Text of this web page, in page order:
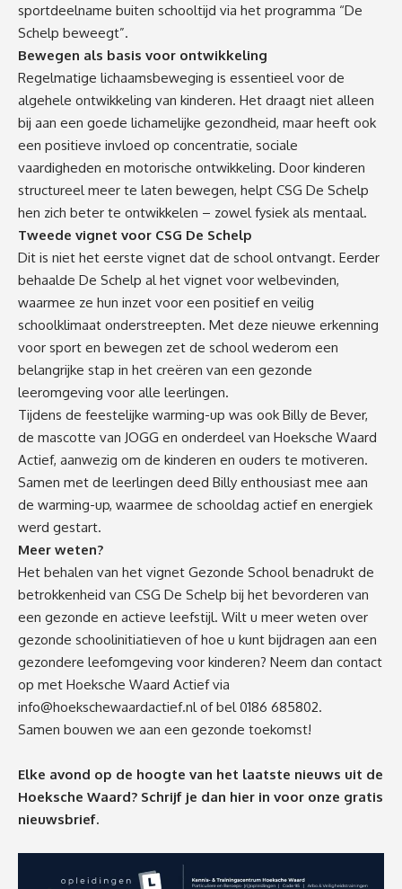
sportdeelname buiten schooltijd via het programma “De
Schelp beweegt”.
Bewegen als basis voor ontwikkeling
Regelmatige lichaamsbeweging is essentieel voor de
algehele ontwikkeling van kinderen. Het draagt niet alleen
bij aan een goede lichamelijke gezondheid, maar heeft ook
een positieve invloed op concentratie, sociale
vaardigheden en motorische ontwikkeling. Door kinderen
structureel meer te laten bewegen, helpt CSG De Schelp
hen zich beter te ontwikkelen – zowel fysiek als mentaal.
Tweede vignet voor CSG De Schelp
Dit is niet het eerste vignet dat de school ontvangt. Eerder
behaalde De Schelp al het vignet voor welbevinden,
waarmee ze hun inzet voor een positief en veilig
schoolklimaat onderstreepten. Met deze nieuwe erkenning
voor sport en bewegen zet de school wederom een
belangrijke stap in het creëren van een gezonde
leeromgeving voor alle leerlingen.
Tijdens de feestelijke warming-up was ook Billy de Bever,
de mascotte van JOGG en onderdeel van Hoeksche Waard
Actief, aanwezig om de kinderen en ouders te motiveren.
Samen met de leerlingen deed Billy enthousiast mee aan
de warming-up, waarmee de schooldag actief en energiek
werd gestart.
Meer weten?
Het behalen van het vignet Gezonde School benadrukt de
betrokkenheid van CSG De Schelp bij het bevorderen van
een gezonde en actieve leefstijl. Wilt u meer weten over
gezonde schoolinitiatieven of hoe u kunt bijdragen aan een
gezondere leefomgeving voor kinderen? Neem dan contact
op met Hoeksche Waard Actief via
info@hoekschewaardactief.nl of bel 0186 685802.
Samen bouwen we aan een gezonde toekomst!
Elke avond op de hoogte van het laatste nieuws uit de
Hoeksche Waard? Schrijf je dan hier in voor onze gratis
nieuwsbrief.